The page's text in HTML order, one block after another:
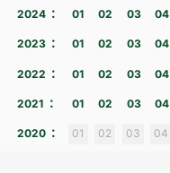
2024 : 01 02 03 04
2023 : 01 02 03 04
2022 : 01 02 03 04
2021 : 01 02 03 04
2020 : 01 02 03 04